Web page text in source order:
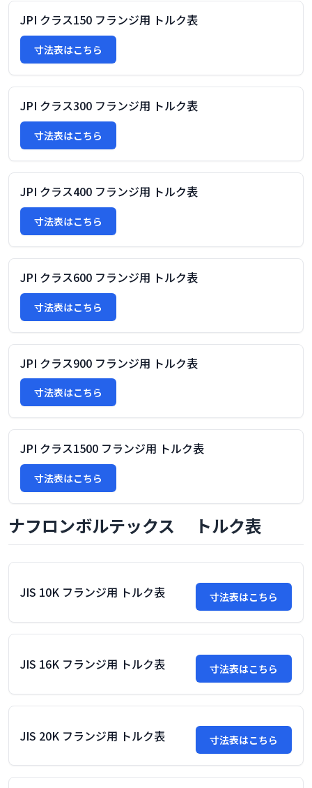
JPI クラス150 フランジ用 トルク表
寸法表はこちら
JPI クラス300 フランジ用 トルク表
寸法表はこちら
JPI クラス400 フランジ用 トルク表
寸法表はこちら
JPI クラス600 フランジ用 トルク表
寸法表はこちら
JPI クラス900 フランジ用 トルク表
寸法表はこちら
JPI クラス1500 フランジ用 トルク表
寸法表はこちら
ナフロンボルテックス トルク表
JIS 10K フランジ用 トルク表 寸法表はこちら
JIS 16K フランジ用 トルク表 寸法表はこちら
JIS 20K フランジ用 トルク表 寸法表はこちら